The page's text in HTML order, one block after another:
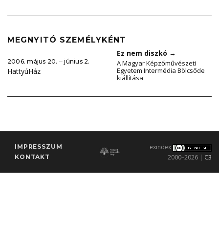
MEGNYITÓ SZEMÉLYKÉNT
2006. május 20. ‒ június 2.
HattyúHáz
Ez nem diszkó →
A Magyar Képzőművészeti
Egyetem Intermédia Bölcsőde
kiállítása
IMPRESSZUM
KONTAKT
exindex
2000–2026 | C3